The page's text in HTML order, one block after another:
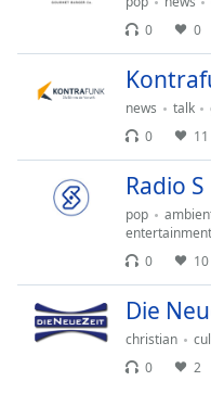
descriptions
off,
selected
subtitles
settings
opens
dialog
subtitles
off,
0
0
news talk
0
11
Radio S
pop
entertainment
0
10
Die
christian
0
2